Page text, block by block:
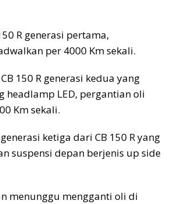
R generasi pertama,
per 4000 Km sekali.
150 R generasi kedua yang
headlamp LED, pergantian oli
Km sekali.
ketiga dari CB 150 R yang
suspensi depan berjenis up side
menunggu mengganti oli di